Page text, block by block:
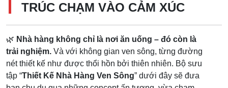
TRÚC CHẠM VÀO CẢM XÚC
🌿 Nhà hàng không chỉ là nơi ăn uống – đó còn là
trải nghiệm. Và với không gian ven sông, từng đường
nét thiết kế như được thổi hồn bởi thiên nhiên. Bộ sưu
tập “Thiết Kế Nhà Hàng Ven Sông” dưới đây sẽ đưa